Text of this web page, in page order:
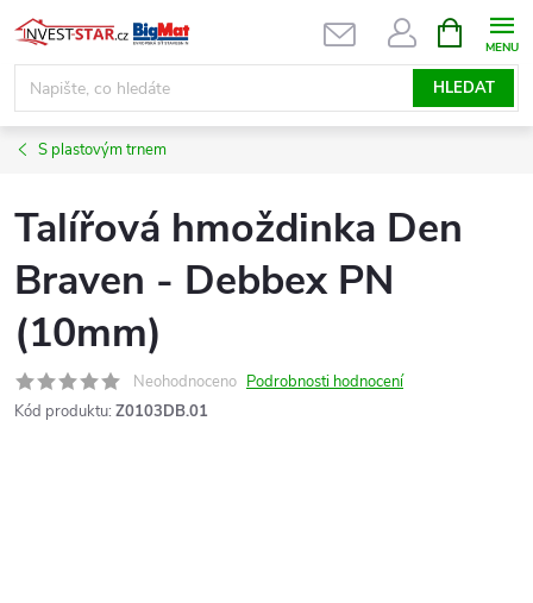
Přejít
na
obsah
HLEDAT
NÁKUPNÍ
KOŠÍK
S plastovým trnem
Talířová hmoždinka Den
Braven - Debbex PN
(10mm)
Neohodnoceno Podrobnosti hodnocení
Kód produktu: Z0103DB.01